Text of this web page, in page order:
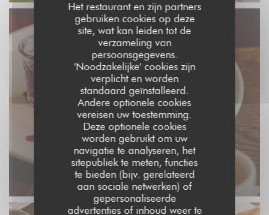
Het restaurant en zijn partners
gebruiken cookies op deze
site, wat kan leiden tot de
verzameling van
persoonsgegevens.
'Noodzakelijke' cookies zijn
verplicht en worden
standaard geïnstalleerd.
Andere optionele cookies
vereisen uw toestemming.
Deze optionele cookies
worden gebruikt om uw
navigatie te analyseren, het
sitepubliek te meten, functies
te bieden (bijv. gerelateerd
aan sociale netwerken) of
gepersonaliseerde
advertenties of inhoud weer te